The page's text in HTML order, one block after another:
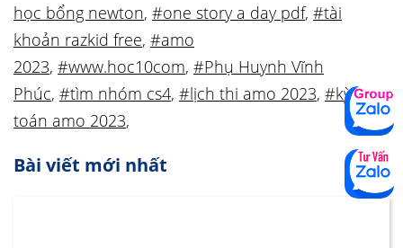
học bổng newton, #one story a day pdf, #tài
khoản razkid free, #amo
2023, #www.hoc10com, #Phụ Huynh Vĩnh
Phúc, #tìm nhóm cs4, #lịch thi amo 2023, #kỳ thi
toán amo 2023,
Bài viết mới nhất